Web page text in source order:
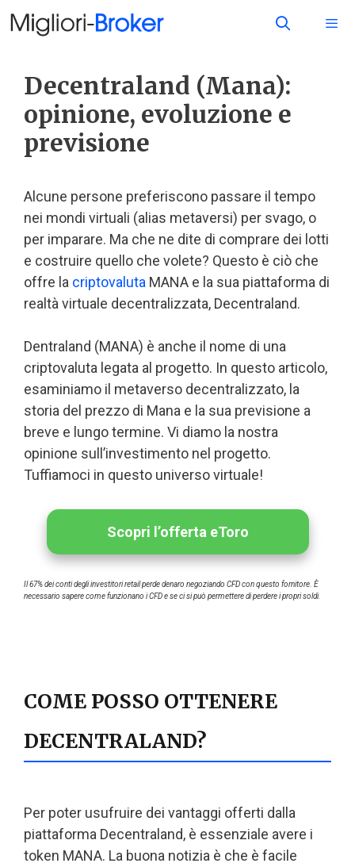
Decentraland (Mana):
opinione, evoluzione e
previsione
Alcune persone preferiscono passare il tempo
nei mondi virtuali (alias metaversi) per svago, o
per imparare. Ma che ne dite di comprare dei lotti
e costruire quello che volete? Questo è ciò che
offre la criptovaluta MANA e la sua piattaforma di
realtà virtuale decentralizzata, Decentraland.
Dentraland (MANA) è anche il nome di una
criptovaluta legata al progetto. In questo articolo,
esaminiamo il metaverso decentralizzato, la
storia del prezzo di Mana e la sua previsione a
breve e lungo termine. Vi diamo la nostra
opinione sull’investimento nel progetto.
Tuffiamoci in questo universo virtuale!
Scopri l’offerta eToro
Il 67% dei conti degli investitori retail perde denaro negoziando CFD con questo fornitore. È
necessario sapere come funzionano i CFD e se ci si può permettere di perdere i propri soldi.
COME POSSO OTTENERE
DECENTRALAND?
Per poter usufruire dei vantaggi offerti dalla
piattaforma Decentraland, è essenziale avere i
token MANA. La buona notizia è che è facile